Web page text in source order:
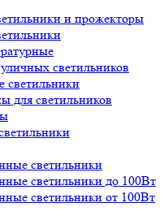
и прожекторы
светильников
светильники
для светильников
светильники
светильники до 100Вт
светильники от 100Вт